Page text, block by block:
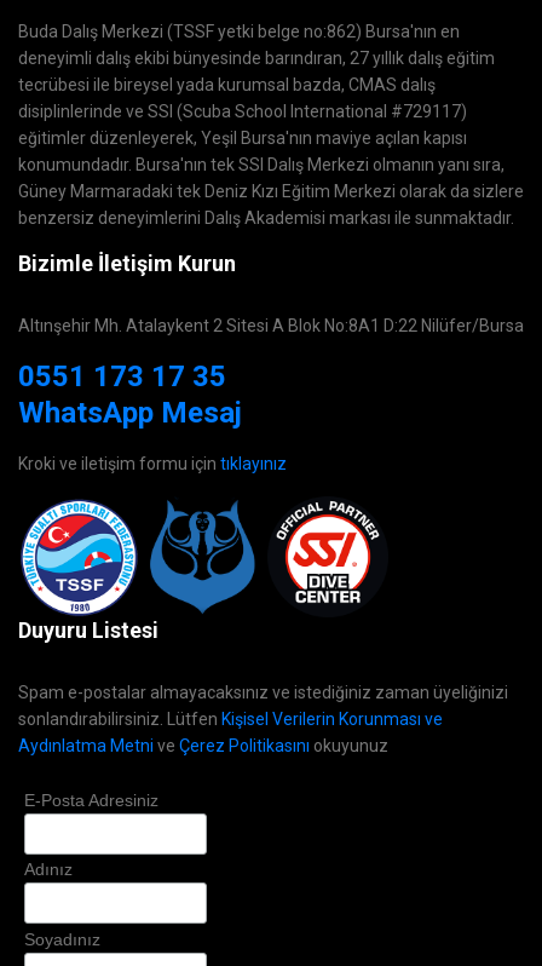
Buda Dalış Merkezi (TSSF yetki belge no:862) Bursa'nın en
deneyimli dalış ekibi bünyesinde barındıran, 27 yıllık dalış eğitim
tecrübesi ile bireysel yada kurumsal bazda, CMAS dalış
disiplinlerinde ve SSI (Scuba School International #729117)
eğitimler düzenleyerek, Yeşil Bursa'nın maviye açılan kapısı
konumundadır. Bursa'nın tek SSI Dalış Merkezi olmanın yanı sıra,
Güney Marmaradaki tek Deniz Kızı Eğitim Merkezi olarak da sizlere
benzersiz deneyimlerini Dalış Akademisi markası ile sunmaktadır.
Bizimle İletişim Kurun
Altınşehir Mh. Atalaykent 2 Sitesi A Blok No:8A1 D:22 Nilüfer/Bursa
0551 173 17 35
WhatsApp Mesaj
Kroki ve iletişim formu için tıklayınız
Duyuru Listesi
Spam e-postalar almayacaksınız ve istediğiniz zaman üyeliğinizi
sonlandırabilirsiniz. Lütfen Kişisel Verilerin Korunması ve
Aydınlatma Metni ve Çerez Politikasını okuyunuz
E-Posta Adresiniz
Adınız
Soyadınız